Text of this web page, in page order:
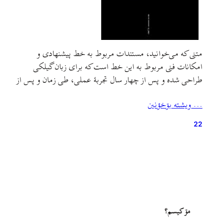
متنی که می‌خوانید، مستندات مربوط به خط پیشنهادی و
امکانات فنی مربوط به این خط است که برای زبان گیلکی
طراحی شده و پس از چهار سال تجربهٔ عملی، طی زمان و پس از
ضعفهای آن مشخص و برطرف شده و یا پیشنهاداتی به…
… ويشته بۊخؤنين
22
مۊ کيسم؟